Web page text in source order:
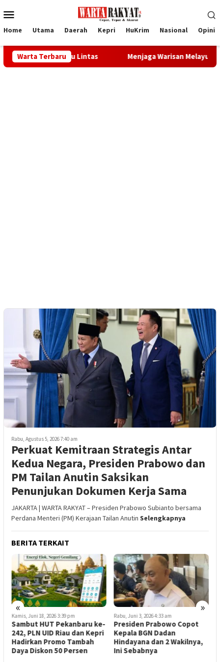
ke
Mobile
Home Utama Daerah Kepri HuKrim Nasional Opini
Warta Terbaru
Lalu Lintas Menjaga Warisan Melayu dan
Rabu, Agustus 5, 2026 7:40 am
Perkuat Kemitraan Strategis Antar
Kedua Negara, Presiden Prabowo dan
PM Tailan Anutin Saksikan
Penunjukan Dokumen Kerja Sama
JAKARTA | WARTA RAKYAT – Presiden Prabowo Subianto bersama
Perdana Menteri (PM) Kerajaan Tailan Anutin Selengkapnya
BERITA TERKAIT
« »
Kamis, Juni 18, 2026 3:39 pm
Sambut HUT Pekanbaru ke-
242, PLN UID Riau dan Kepri
Hadirkan Promo Tambah
Daya Diskon 50 Persen
Rabu, Juni 3, 2026 4:33 am
Presiden Prabowo Copot
Kepala BGN Dadan
Hindayana dan 2 Wakilnya,
Ini Sebabnya